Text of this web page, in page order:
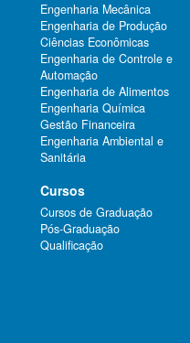
Engenharia Mecânica
Engenharia de Produção
Ciências Econômicas
Engenharia de Controle e
Automação
Engenharia de Alimentos
Engenharia Química
Gestão Financeira
Engenharia Ambiental e
Sanitária
Cursos
Cursos de Graduação
Pós-Graduação
Qualificação